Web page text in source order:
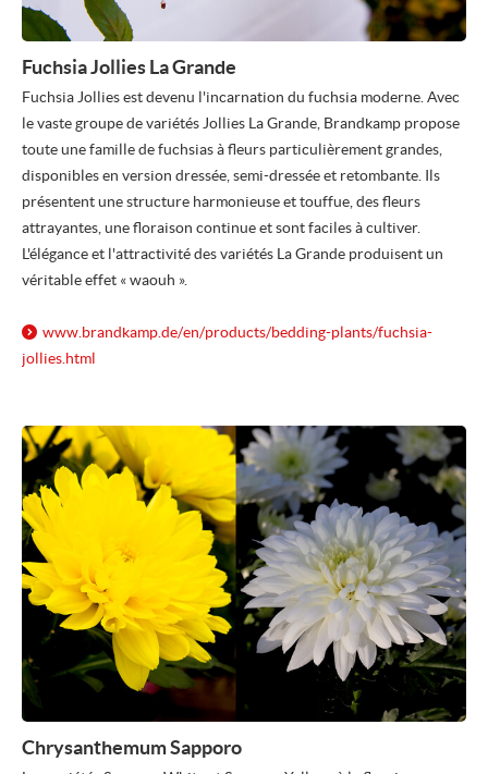
Fuchsia Jollies La Grande
Fuchsia Jollies est devenu l'incarnation du fuchsia moderne. Avec
le vaste groupe de variétés Jollies La Grande, Brandkamp propose
toute une famille de fuchsias à fleurs particulièrement grandes,
disponibles en version dressée, semi-dressée et retombante. Ils
présentent une structure harmonieuse et touffue, des fleurs
attrayantes, une floraison continue et sont faciles à cultiver.
L'élégance et l'attractivité des variétés La Grande produisent un
véritable effet « waouh ».
www.brandkamp.de/en/products/bedding-plants/fuchsia-
jollies.html
Chrysanthemum Sapporo